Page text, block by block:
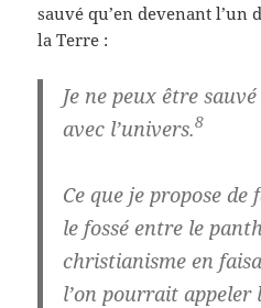
sauvé qu’en devenant l’un
la Terre :
Je ne peux être
avec l’univers.8
Ce que je propose de
le fossé entre le
christianisme en
l’on pourrait appeler